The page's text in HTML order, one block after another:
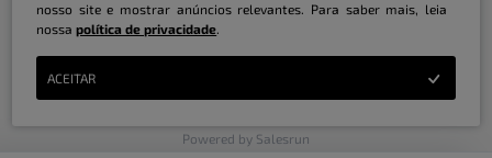
Marketplace B2B Serviços Inteligentes Ltda | CNPJ: 31.415.786/0001-31 | ©
Powered by Salesrun
nosso site e mostrar anúncios relevantes. Para saber mais, leia
nossapolítica de privacidade.
ACEITAR